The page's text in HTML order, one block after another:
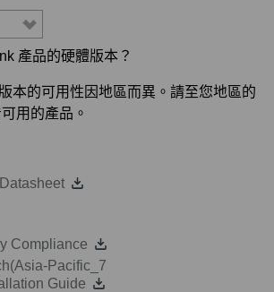
產品的硬體版本？
本的可用性因地區而異。請至您地區的
用的產品。
Compliance
Pacific_7
Guide